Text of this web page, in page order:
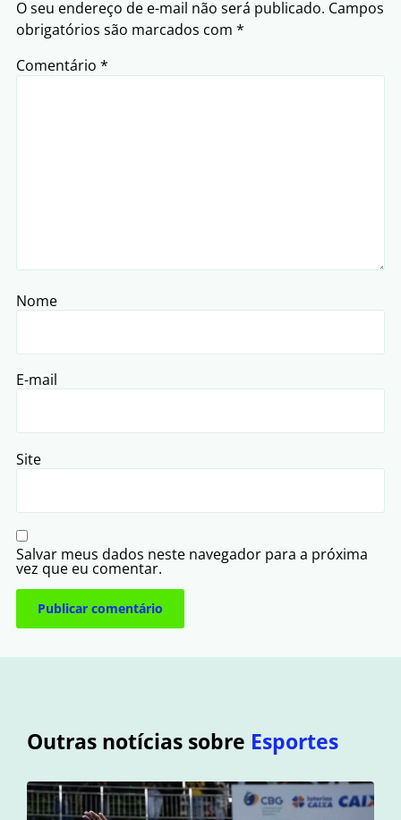
O seu endereço de e-mail não será publicado. Campos
obrigatórios são marcados com *
Comentário *
Nome
E-mail
Site
Salvar meus dados neste navegador para a próxima
vez que eu comentar.
Outras notícias sobre Esportes